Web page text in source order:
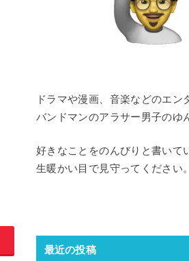
ドラマや漫画、音楽などのエン
バンドマンのアラサー男子のゆ
好きなことをのんびりと書いて
生暖かい目で見守ってください。
最近の投稿